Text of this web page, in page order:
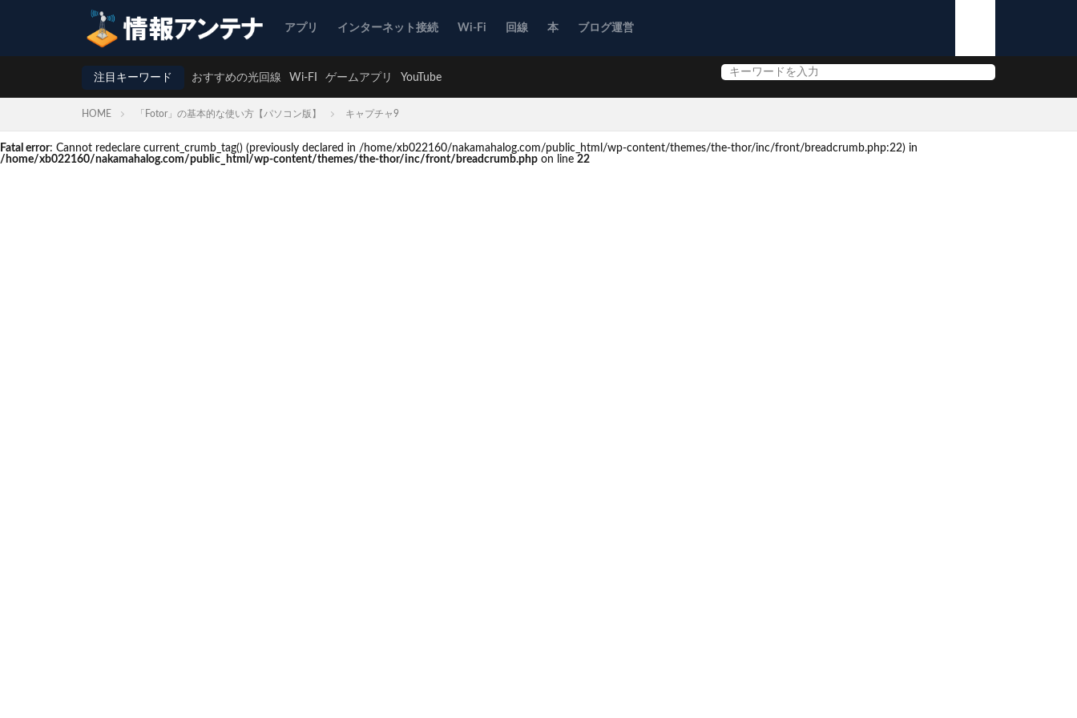
アプリ インターネット接続 Wi-Fi 回線 本 ブログ運営
注目キーワード おすすめの光回線 Wi-FI ゲームアプリ YouTube
HOME 「Fotor」の基本的な使い方【パソコン版】 キャプチャ9
Fatal error: Cannot redeclare current_crumb_tag() (previously declared in /home/xb022160/nakamahalog.com/public_html/wp-content/themes/the-thor/inc/front/breadcrumb.php:22) in
/home/xb022160/nakamahalog.com/public_html/wp-content/themes/the-thor/inc/front/breadcrumb.php on line 22